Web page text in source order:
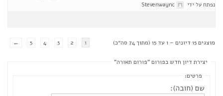
נפתח על ידי Stevenwaync
מוצגים 15 דיונים – 1 עד 15 (מתוך 74 סה״כ) 1
2
3
4
5
←
יצירת דיון חדש בפורום "פורום תאורה"
פרטים:
שם (חובה):